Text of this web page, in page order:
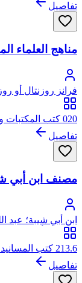
تفاصيل
مناهج العلماء
فرانز روزنتال أو
020 كتب المكتبات وطرق البحث
تفاصيل
مصنف ابن أبي
ابن أبي شيبة؛ عبد
الكوفي، أبو بكر
213.6 كتب المسانيد الأخرى والجوامع
تفاصيل